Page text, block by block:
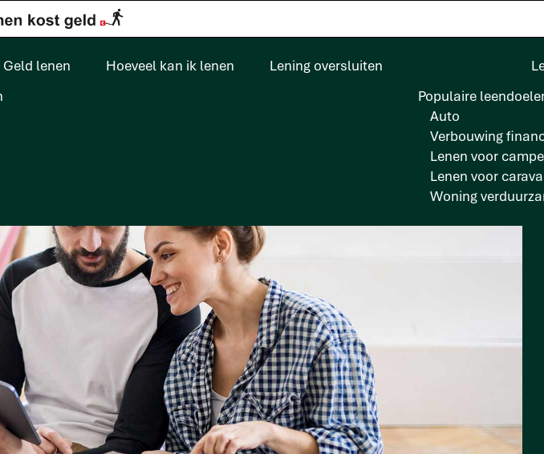
Geld lenen
Hoeveel kan ik lenen Lening oversluiten
Populaire
Auto
Verbouwing
Lenen voor
Lenen voor
Woning